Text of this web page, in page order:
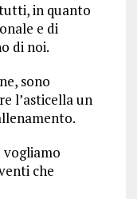
in quanto
e di
di noi.
sono
l’asticella un
vogliamo
che